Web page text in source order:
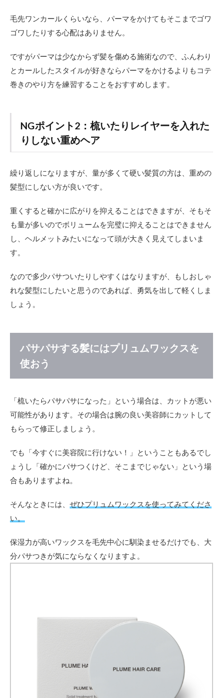
毛先ワンカールくらいなら、パーマをかけてもそこまでゴワ
ゴワしたりする心配はありません。
ですがパーマは少なからず髪を傷める施術なので、ふんわり
とカールしたスタイルが好きならパーマをかけるよりもコテ
巻きのやり方を練習することをおすすめします。
NGポイント2：梳いたりレイヤーを入れた
りしない重めヘア
繰り返しになりますが、量が多くて硬い髪質の方は、重めの
髪型にしない方が良いです。
重くすると確かに広がりを抑えることはできますが、そもそ
も量が多いのでボリュームを完璧に抑えることはできません
し、ヘルメットみたいになって頭が大きく見えてしまいま
す。
なので多少パサついたりしやすくはなりますが、もしおしゃ
れな髪型にしたいと思うのであれば、勇気を出して軽くしま
しょう。
パサパサする髪にはプリュムワックスを
使おう
「梳いたらパサパサになった」という場合は、カットが悪い
可能性があります。その場合は腕の良い美容師にカットして
もらって修正しましょう。
でも「今すぐに美容院に行けない！」ということもあるでし
ょうし「確かにパサつくけど、そこまでじゃない」という場
合もありますよね。
そんなときには、 ぜひプリュムワックスを使ってみてくださ
い。
保湿力が高いワックスを毛先中心に馴染ませるだけでも、大
分パサつきが気にならなくなりますよ。